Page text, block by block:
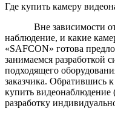
Где купить камеру
Вне зависимости от
наблюдение, и какие
«SAFCON» готова
занимаемся разработкой
подходящего
заказчика. Обратившись
купить видеонаблюдение
разработку